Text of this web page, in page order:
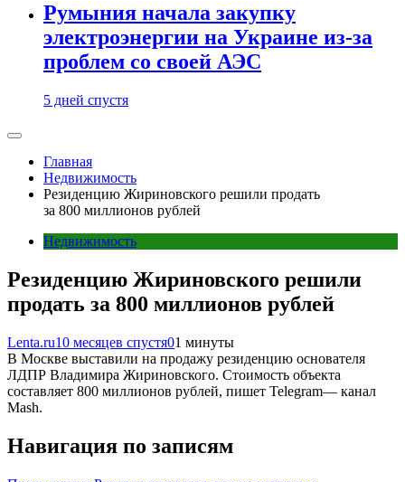
Румыния начала закупку
электроэнергии на Украине из-за
проблем со своей АЭС
5 дней спустя
Главная
Недвижимость
Резиденцию Жириновского решили продать
за 800 миллионов рублей
Недвижимость
Резиденцию Жириновского решили
продать за 800 миллионов рублей
Lenta.ru10 месяцев спустя01 минуты
В Москве выставили на продажу резиденцию основателя
ЛДПР Владимира Жириновского. Стоимость объекта
составляет 800 миллионов рублей, пишет Telegram— канал
Mash.
Навигация по записям